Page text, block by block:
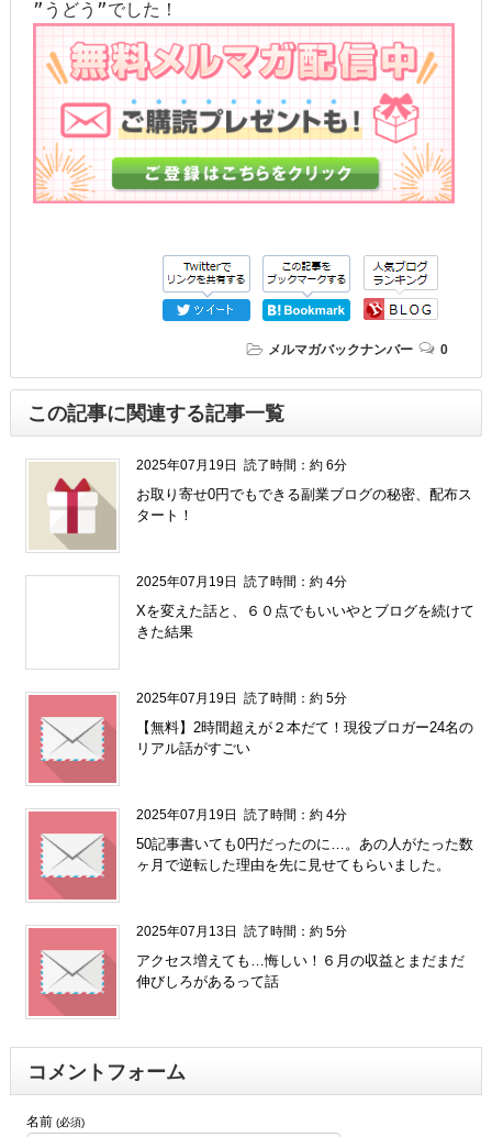
”うどう”でした！
メルマガバックナンバー 0
この記事に関連する記事一覧
2025年07月19日 読了時間：約 6分
お取り寄せ0円でもできる副業ブログの秘密、配布ス
タート！
2025年07月19日 読了時間：約 4分
Xを変えた話と、６０点でもいいやとブログを続けて
きた結果
2025年07月19日 読了時間：約 5分
【無料】2時間超えが２本だて！現役ブロガー24名の
リアル話がすごい
2025年07月19日 読了時間：約 4分
50記事書いても0円だったのに…。あの人がたった数
ヶ月で逆転した理由を先に見せてもらいました。
2025年07月13日 読了時間：約 5分
アクセス増えても…悔しい！６月の収益とまだまだ
伸びしろがあるって話
コメントフォーム
名前 (必須)